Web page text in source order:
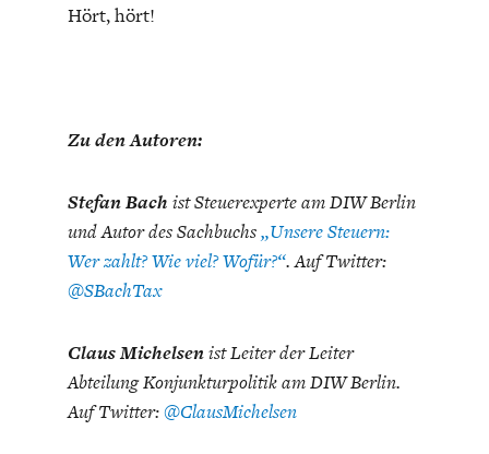
Hört, hört!
Zu den Autoren:
Stefan Bach ist Steuerexperte am DIW Berlin
und Autor des Sachbuchs„Unsere Steuern:
Wer zahlt? Wie viel? Wofür?“. Auf Twitter:
@SBachTax
Claus Michelsenist Leiter der Leiter
Abteilung Konjunkturpolitik am DIW Berlin.
Auf Twitter:@ClausMichelsen